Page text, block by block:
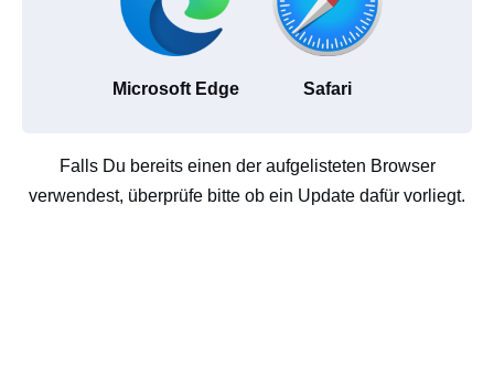
Microsoft Edge Safari
Falls Du bereits einen der aufgelisteten Browser
verwendest, überprüfe bitte ob ein Update dafür vorliegt.